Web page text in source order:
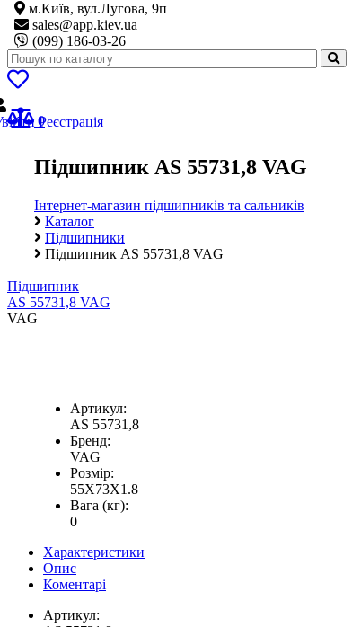
м.Київ, вул.Лугова, 9п
sales@app.kiev.ua
(099) 186-03-26
0
Реєстрація
Підшипник AS 55731,8 VAG
Інтернет-магазин підшипників та сальників
Каталог
Підшипники
Підшипник AS 55731,8 VAG
Підшипник
AS 55731,8 VAG
VAG
Артикул:
AS 55731,8
Бренд:
VAG
Розмір:
55X73X1.8
Вага (кг):
0
Характеристики
Опис
Коментарі
Артикул: